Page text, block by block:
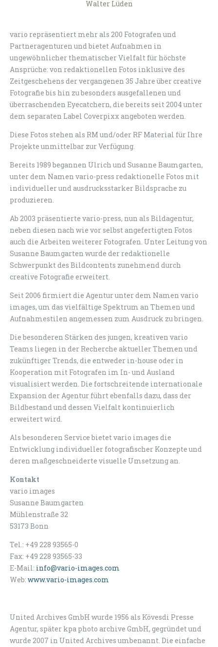
vario repräsentiert mehr als 200 Fotografen und
Partneragenturen und bietet Aufnahmen in
ungewöhnlicher thematischer Vielfalt für höchste
Ansprüche: von redaktionellen Fotos inklusive des
Zeitgeschehens der vergangenen 35 Jahre über creative
Fotografie bis hin zu besonders ausgefallenen und
überraschenden Eyecatchern, die bereits seit 2004 unter
dem separaten Label Coverpixx angeboten werden.
Diese Fotos stehen als RM und/oder RF Material für Ihre
Projekte unmittelbar zur Verfügung.
Bereits 1989 begannen Ulrich und Susanne Baumgarten,
unter dem Namen vario-press redaktionelle Fotos mit
individueller und ausdrucksstarker Bildsprache zu
produzieren.
Ab 2003 präsentierte vario-press, nun als Bildagentur,
neben diesen nach wie vor selbst angefertigten Fotos
auch die Arbeiten weiterer Fotografen. Unter Leitung von
Susanne Baumgarten wurde der redaktionelle
Schwerpunkt des Bildcontents zunehmend durch
creative Fotografie erweitert.
Seit 2006 firmiert die Agentur unter dem Namen vario
images, um das vielfältige Spektrum an Themen und
Aufnahmestilen angemessen zum Ausdruck zu bringen.
Die besonderen Stärken des jungen, kreativen vario
Teams liegen in der Recherche aktueller Themen und
zukünftiger Trends, die entweder in-house oder in
Kooperation mit Fotografen im In- und Ausland
visualisiert werden. Die fortschreitende internationale
Expansion der Agentur führt ebenfalls dazu, dass der
Bildbestand und dessen Vielfalt kontinuierlich
erweitert wird.
Als besonderen Service bietet vario images die
Entwicklung individueller fotografischer Konzepte und
deren maßgeschneiderte visuelle Umsetzung an.
Kontakt
vario images
Susanne Baumgarten
Mühlenstraße 32
53173 Bonn
Tel.: +49 228 93565-0
Fax: +49 228 93565-33
E-Mail: info@vario-images.com
Web: www.vario-images.com
United Archives GmbH wurde 1956 als Kövesdi Presse
Agentur, später kpa photo archive GmbH, gegründet und
wurde 2007 in United Archives umbenannt. Die einfache